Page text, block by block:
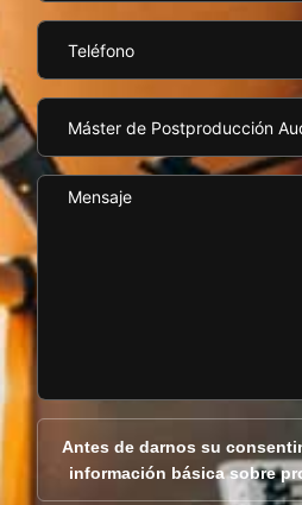
Antes de darnos su
información básica sobre